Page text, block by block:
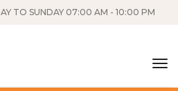
TO SUNDAY 07:00 AM - 10:00 PM